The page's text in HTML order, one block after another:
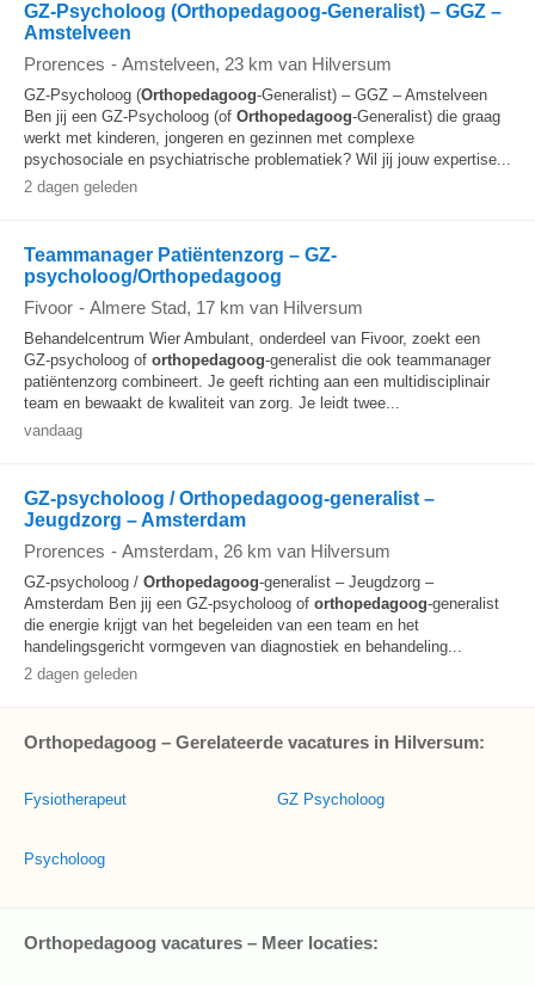
GZ-Psycholoog (Orthopedagoog-Generalist) – GGZ –
Amstelveen
Prorences - Amstelveen, 23 km van Hilversum
GZ-Psycholoog (Orthopedagoog-Generalist) – GGZ – Amstelveen
Ben jij een GZ-Psycholoog (of Orthopedagoog-Generalist) die graag
werkt met kinderen, jongeren en gezinnen met complexe
psychosociale en psychiatrische problematiek? Wil jij jouw expertise...
2 dagen geleden
Teammanager Patiëntenzorg – GZ-
psycholoog/Orthopedagoog
Fivoor - Almere Stad, 17 km van Hilversum
Behandelcentrum Wier Ambulant, onderdeel van Fivoor, zoekt een
GZ‑psycholoog of orthopedagoog‑generalist die ook teammanager
patiëntenzorg combineert. Je geeft richting aan een multidisciplinair
team en bewaakt de kwaliteit van zorg. Je leidt twee...
vandaag
GZ-psycholoog / Orthopedagoog-generalist –
Jeugdzorg – Amsterdam
Prorences - Amsterdam, 26 km van Hilversum
GZ-psycholoog / Orthopedagoog-generalist – Jeugdzorg –
Amsterdam Ben jij een GZ-psycholoog of orthopedagoog-generalist
die energie krijgt van het begeleiden van een team en het
handelingsgericht vormgeven van diagnostiek en behandeling...
2 dagen geleden
Orthopedagoog – Gerelateerde vacatures in Hilversum:
Fysiotherapeut
Psycholoog
GZ Psycholoog
Orthopedagoog vacatures – Meer locaties: